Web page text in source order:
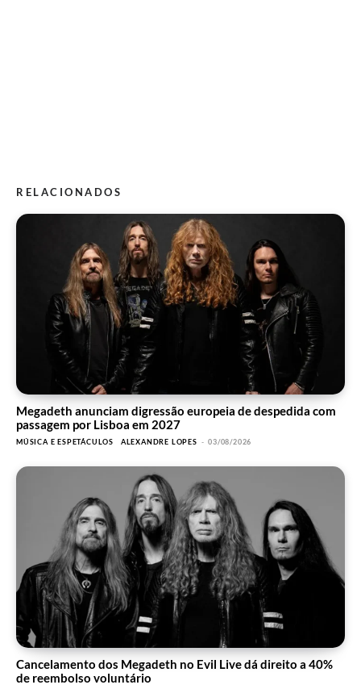
RELACIONADOS
Megadeth anunciam digressão europeia de despedida com
passagem por Lisboa em 2027
MÚSICA E ESPETÁCULOS ALEXANDRE LOPES - 03/08/2026
Cancelamento dos Megadeth no Evil Live dá direito a 40%
de reembolso voluntário